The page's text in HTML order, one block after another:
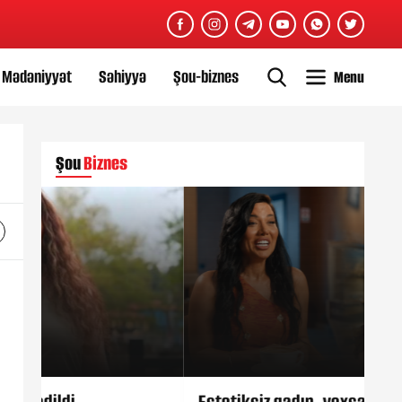
Mədəniyyət Səhiyyə Şou-biznes Menu
ŞouBiznes